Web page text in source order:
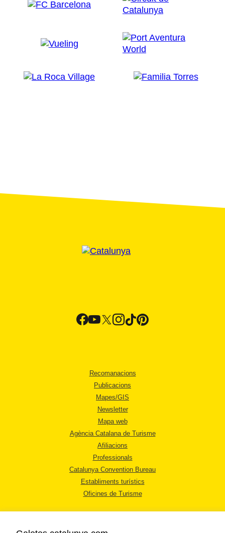
Recomanacions
Publicacions
Mapes/GIS
Newsletter
Mapa web
Agència Catalana de Turisme
Afiliacions
Professionals
Catalunya Convention Bureau
Establiments turístics
Oficines de Turisme